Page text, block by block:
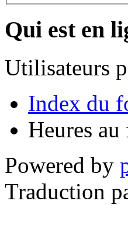
Qui est en
Utilisateurs
Index du
Heures
Powered by
Traduction